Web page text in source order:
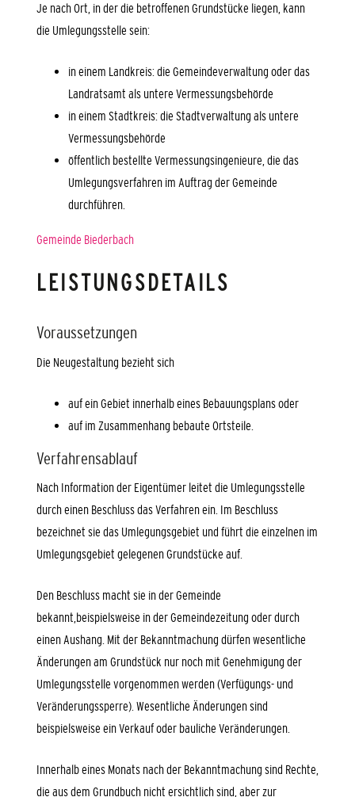
Je nach Ort, in der die betroffenen Grundstücke liegen, kann
die Umlegungsstelle sein:
in einem Landkreis: die Gemeindeverwaltung oder das
Landratsamt als untere Vermessungsbehörde
in einem Stadtkreis: die Stadtverwaltung als untere
Vermessungsbehörde
öffentlich bestellte Vermessungsingenieure, die das
Umlegungsverfahren im Auftrag der Gemeinde
durchführen.
Gemeinde Biederbach
LEISTUNGSDETAILS
Voraussetzungen
Die Neugestaltung bezieht sich
auf ein Gebiet innerhalb eines Bebauungsplans oder
auf im Zusammenhang bebaute Ortsteile.
Verfahrensablauf
Nach Information der Eigentümer leitet die Umlegungsstelle
durch einen Beschluss das Verfahren ein. Im Beschluss
bezeichnet sie das Umlegungsgebiet und führt die einzelnen im
Umlegungsgebiet gelegenen Grundstücke auf.
Den Beschluss macht sie in der Gemeinde
bekannt,beispielsweise in der Gemeindezeitung oder durch
einen Aushang. Mit der Bekanntmachung dürfen wesentliche
Änderungen am Grundstück nur noch mit Genehmigung der
Umlegungsstelle vorgenommen werden (Verfügungs- und
Veränderungssperre). Wesentliche Änderungen sind
beispielsweise ein Verkauf oder bauliche Veränderungen.
Innerhalb eines Monats nach der Bekanntmachung sind Rechte,
die aus dem Grundbuch nicht ersichtlich sind, aber zur